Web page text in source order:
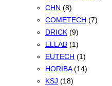
CHN (8)
COMETECH (7)
DRICK (9)
ELLAB (1)
EUTECH (1)
HORIBA (14)
KSJ (18)